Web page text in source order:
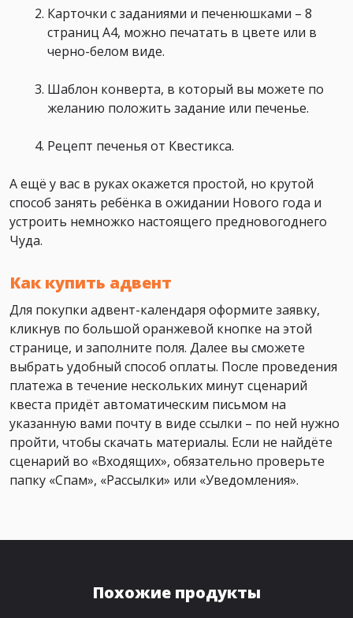
Карточки с заданиями и печенюшками – 8
страниц А4, можно печатать в цвете или в
черно-белом виде.
Шаблон конверта, в который вы можете по
желанию положить задание или печенье.
Рецепт печенья от Квестикса.
А ещё у вас в руках окажется простой, но крутой
способ занять ребёнка в ожидании Нового года и
устроить немножко настоящего предновогоднего
Чуда.
Как купить адвент
Для покупки адвент-календаря оформите заявку,
кликнув по большой оранжевой кнопке на этой
странице, и заполните поля. Далее вы сможете
выбрать удобный способ оплаты. После проведения
платежа в течение нескольких минут сценарий
квеста придёт автоматическим письмом на
указанную вами почту в виде ссылки – по ней нужно
пройти, чтобы скачать материалы. Если не найдёте
сценарий во «Входящих», обязательно проверьте
папку «Спам», «Рассылки» или «Уведомления».
Похожие продукты